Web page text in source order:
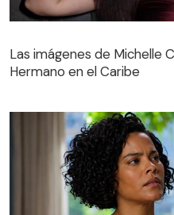
Las imágenes de Michelle
Hermano en el Caribe